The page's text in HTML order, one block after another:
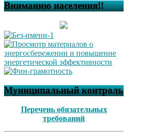
Вниманию населения!!
Муниципальный контроль
Перечень обязательных
требований